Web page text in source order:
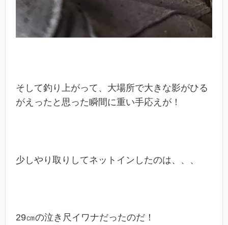
そして釣り上がって、大場所で大きな影がひる
がえったと思った瞬間に重い手応えが！
少しやり取りしてネットインしたのは、、、
29㎝の泣き尺イワナだったのだ！